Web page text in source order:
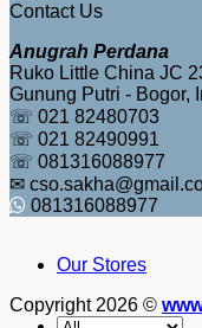
Contact Us
Anugrah Perdana
Ruko Little China JC
Gunung Putri - Bogor,
☏ 021 82480703
☏ 021 82490991
☏ 081316088977
✉
081316088977
Our Stores
Copyright 2026 ©